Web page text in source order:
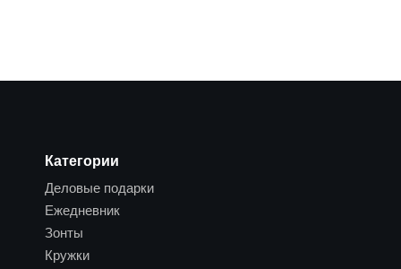
Категории
Деловые подарки
Ежедневник
Зонты
Кружки